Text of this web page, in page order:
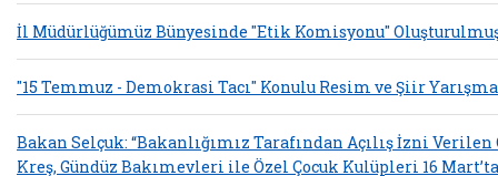
İl Müdürlüğümüz Bünyesinde "Etik Komisyonu"
"15 Temmuz - Demokrasi Tacı" Konulu Resim ve Şiir
Bakan Selçuk: “Bakanlığımız Tarafından Açılış İzni Verilen
Kreş, Gündüz Bakımevleri ile Özel Çocuk Kulüpleri 16